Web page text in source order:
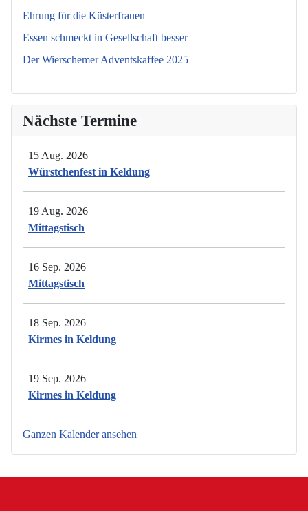
Ehrung für die Küsterfrauen
Essen schmeckt in Gesellschaft besser
Der Wierschemer Adventskaffee 2025
Nächste Termine
15 Aug. 2026
Würstchenfest in Keldung
19 Aug. 2026
Mittagstisch
16 Sep. 2026
Mittagstisch
18 Sep. 2026
Kirmes in Keldung
19 Sep. 2026
Kirmes in Keldung
Ganzen Kalender ansehen